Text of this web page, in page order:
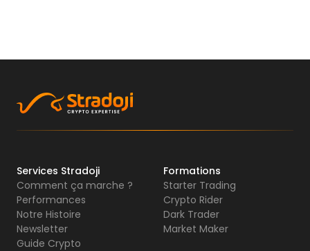
Services Stradoji
Comment ça marche ?
Performances
Notre Histoire
Newsletter
Guide Crypto
Formations
Starter Trading
Crypto Rider
Dark Trader
Market Maker